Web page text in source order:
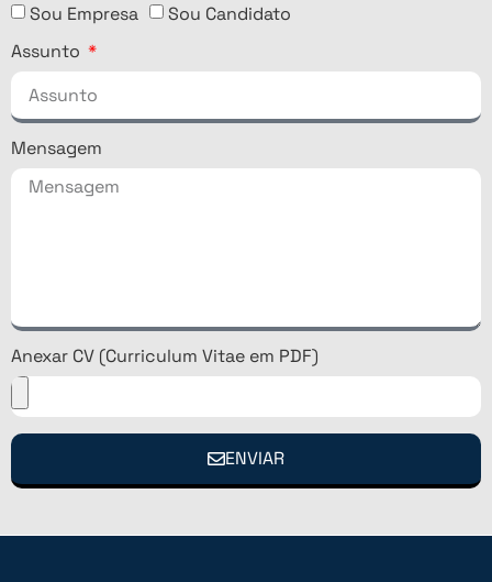
Sou Empresa
Sou Candidato
Assunto
Mensagem
Anexar CV (Curriculum Vitae em PDF)
ENVIAR